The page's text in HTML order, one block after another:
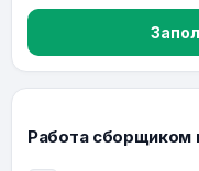
Работа сборщиком